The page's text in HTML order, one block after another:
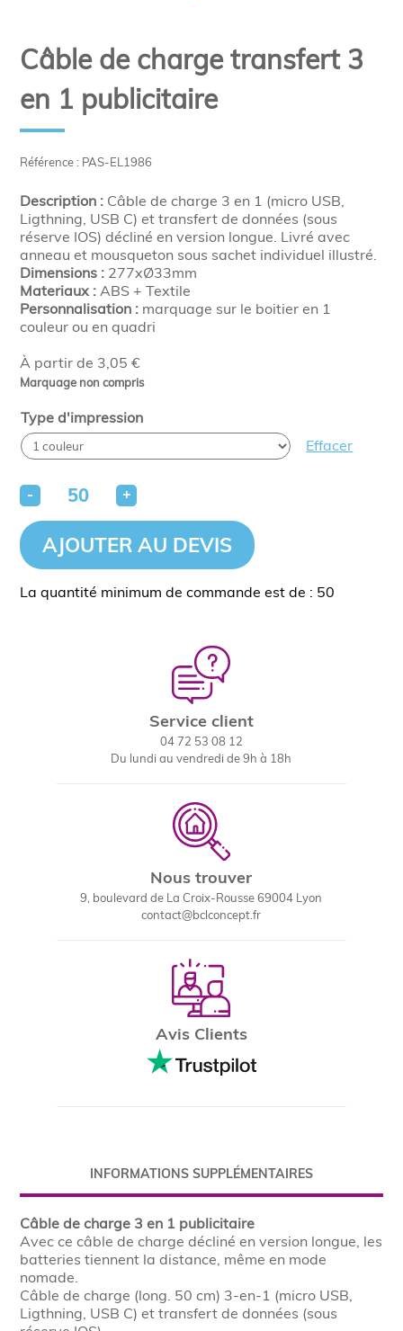
Référence : PAS-EL1986
À partir de 3,05 €
Marquage non compris
Câble de charge transfert 3
en 1 publicitaire
Description : Câble de charge 3 en 1 (micro USB,
Ligthning, USB C) et transfert de données (sous
réserve IOS) décliné en version longue. Livré avec
anneau et mousqueton sous sachet individuel illustré.
Dimensions : 277xØ33mm
Materiaux : ABS + Textile
Personnalisation : marquage sur le boitier en 1
couleur ou en quadri
Type d'impression
Effacer
- +
AJOUTER AU DEVIS
La quantité minimum de commande est de : 50
Service client
04 72 53 08 12
Du lundi au vendredi de 9h à 18h
Nous trouver
9, boulevard de La Croix-Rousse 69004 Lyon
contact@bclconcept.fr
Avis Clients
INFORMATIONS SUPPLÉMENTAIRES
Câble de charge 3 en 1 publicitaire
Avec ce câble de charge décliné en version longue, les
batteries tiennent la distance, même en mode
nomade.
Câble de charge (long. 50 cm) 3-en-1 (micro USB,
Ligthning, USB C) et transfert de données (sous